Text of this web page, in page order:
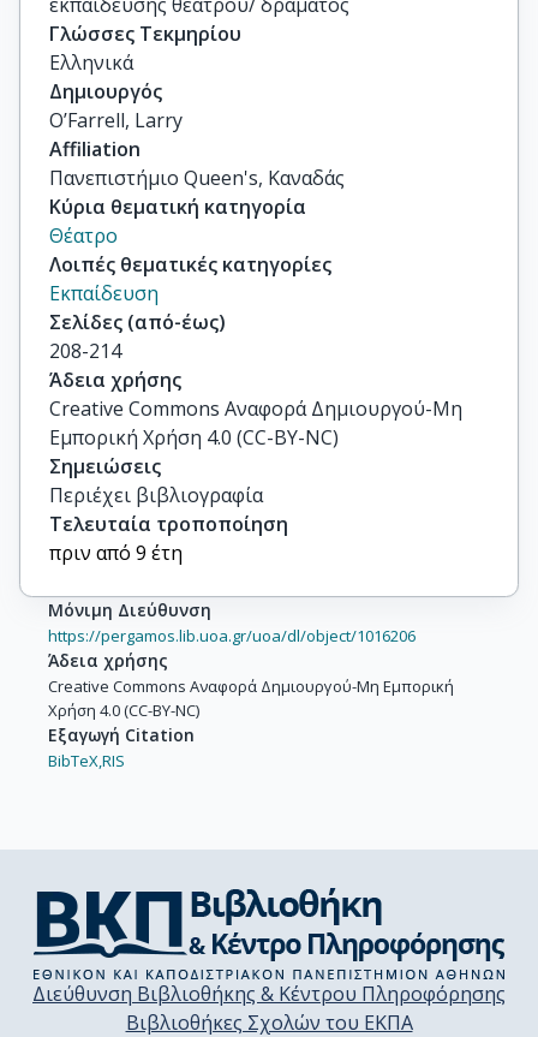
Γλώσσες Τεκμηρίου
Ελληνικά
Δημιουργός
O’Farrell, Larry
Affiliation
Πανεπιστήμιο Queen's, Καναδάς
Κύρια θεματική κατηγορία
Θέατρο
Λοιπές θεματικές κατηγορίες
Εκπαίδευση
Σελίδες (από-έως)
208-214
Άδεια χρήσης
Creative Commons Αναφορά Δημιουργού-Μη
Εμπορική Χρήση 4.0 (CC-BY-NC)
Σημειώσεις
Περιέχει βιβλιογραφία
Τελευταία τροποποίηση
πριν από 9 έτη
Μόνιμη Διεύθυνση
https://pergamos.lib.uoa.gr/uoa/dl/object/1016206
Άδεια χρήσης
Creative Commons Αναφορά Δημιουργού-Μη Εμπορική
Χρήση 4.0 (CC-BY-NC)
Εξαγωγή Citation
BibTeX,RIS
Διεύθυνση Βιβλιοθήκης & Κέντρου Πληροφόρησης
Βιβλιοθήκες Σχολών του ΕΚΠΑ